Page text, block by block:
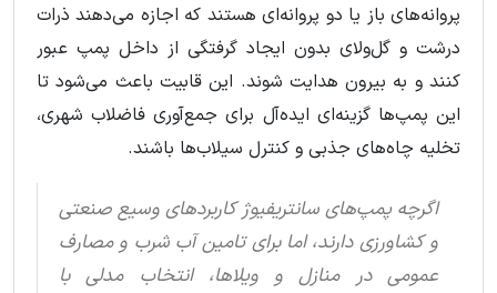
پروانه‌های باز یا دو پروانه‌ای هستند که اجازه می‌دهند ذرات
درشت و گل‌ولای بدون ایجاد گرفتگی از داخل پمپ عبور
کنند و به بیرون هدایت شوند. این قابیت باعث می‌شود تا
این پمپ‌ها گزینه‌ای ایده‌آل برای جمع‌آوری فاضلاب شهری،
تخلیه چاه‌های جذبی و کنترل سیلاب‌ها باشند.
اگرچه پمپ‌های سانتریفیوژ کاربردهای وسیع صنعتی
و کشاورزی دارند، اما برای تامین آب شرب و مصارف
عمومی در منازل و ویلاها، انتخاب مدلی با